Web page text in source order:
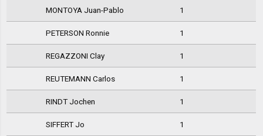
MONTOYA Juan-Pablo 1
PETERSON Ronnie 1
REGAZZONI Clay 1
REUTEMANN Carlos 1
RINDT Jochen 1
SIFFERT Jo 1